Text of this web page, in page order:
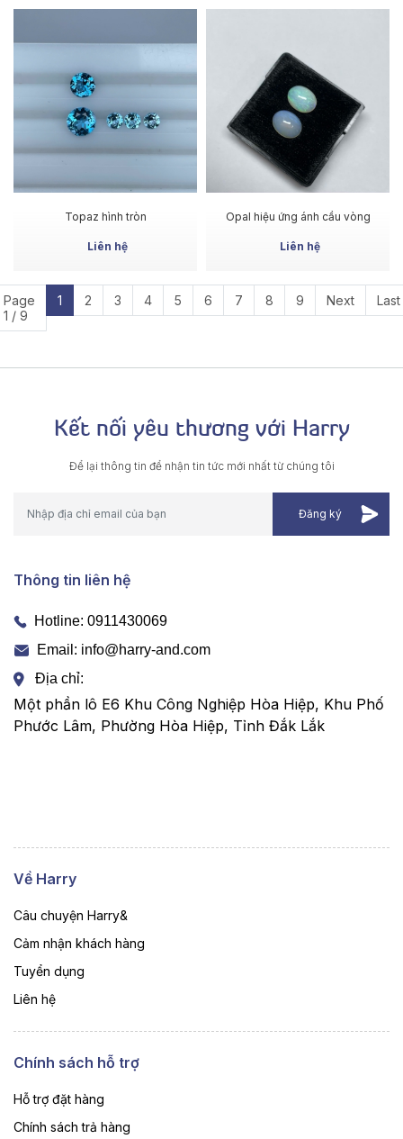
MUA NGAY
Topaz hình tròn
Liên hệ
MUA NGAY
Opal hiệu ứng ánh cầu vòng
Liên hệ
Page
1 / 9
1 2 3 4 5 6 7 8 9 Next Last
Kết nối yêu thương với Harry
Để lại thông tin để nhận tin tức mới nhất từ chúng tôi
Thông tin liên hệ
Hotline: 0911430069
Email: info@harry-and.com
Địa chỉ:
Một phần lô E6 Khu Công Nghiệp Hòa Hiệp, Khu Phố
Phước Lâm, Phường Hòa Hiệp, Tỉnh Đắk Lắk
Về Harry
Câu chuyện Harry&
Cảm nhận khách hàng
Tuyển dụng
Liên hệ
Chính sách hỗ trợ
Hỗ trợ đặt hàng
Chính sách trả hàng